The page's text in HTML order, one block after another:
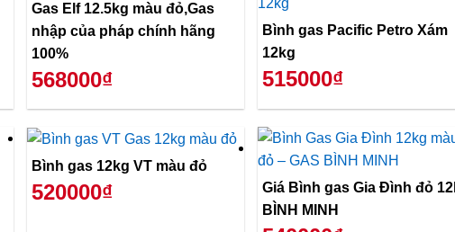
Gas Elf 12.5kg màu đỏ,Gas
nhập của pháp chính hãng
100%
568000₫
Bình gas Pacific Petro Xám
12kg
515000₫
Bình gas 12kg VT màu đỏ
520000₫
Giá Bình gas Gia Đình đỏ
BÌNH MINH